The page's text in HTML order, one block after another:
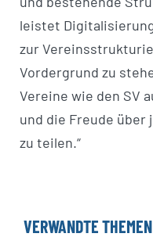
leistet
zur
Vordergrund zu
Vereine wie den SV
und die Freude
zu teilen.“
VERWANDTE THEMEN